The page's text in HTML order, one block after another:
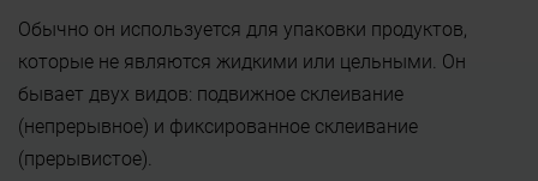
Обычно он используется для упаковки продуктов,
которые не являются жидкими или цельными. Он
бывает двух видов: подвижное склеивание
(непрерывное) и фиксированное склеивание
(прерывистое).